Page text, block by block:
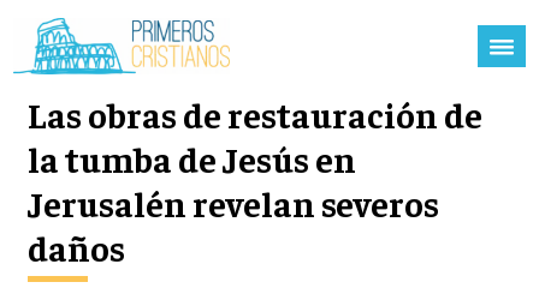
Las obras de restauración de
la tumba de Jesús en
Jerusalén revelan severos
daños